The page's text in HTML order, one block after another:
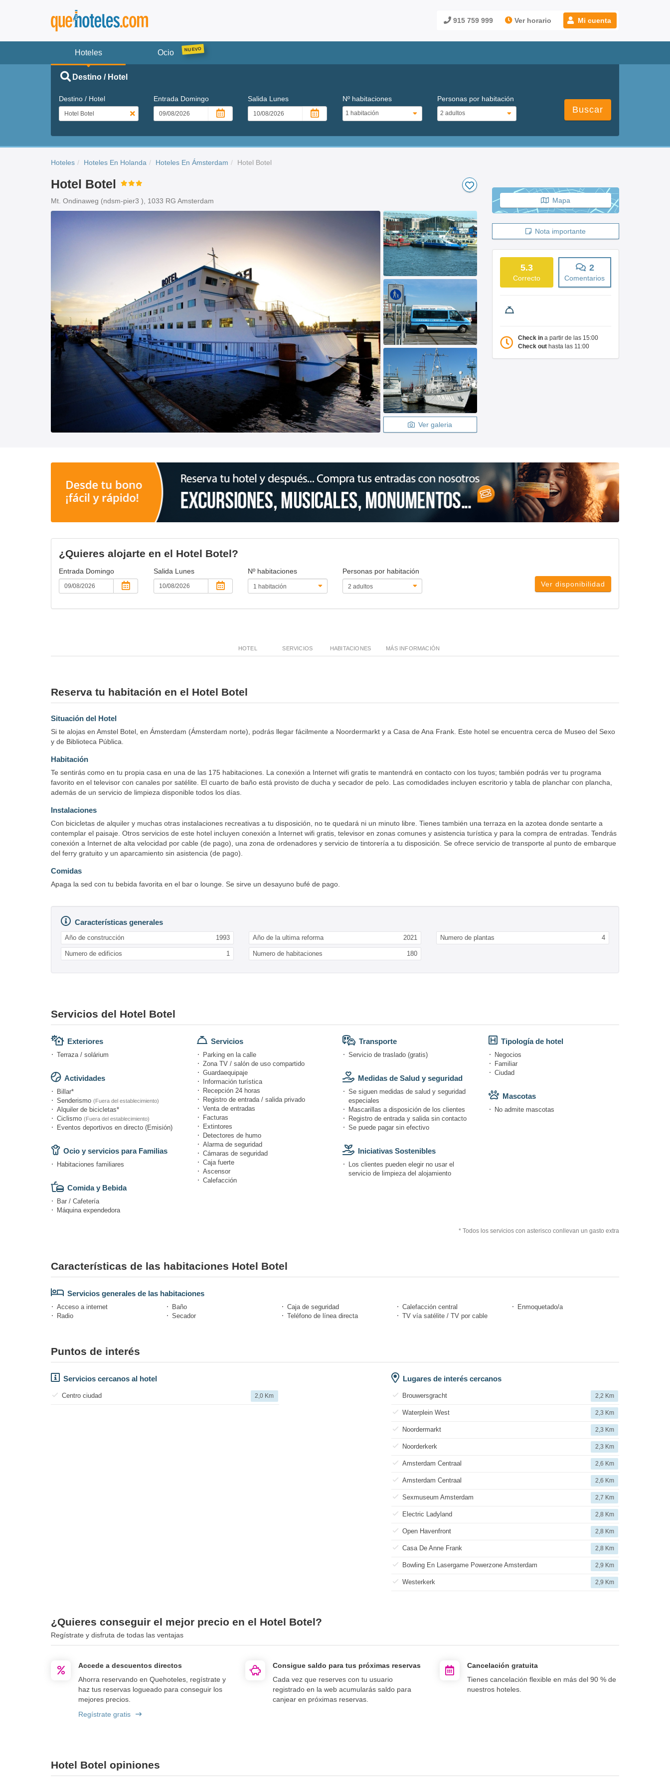
915 759 999 Ver horario Mi cuenta
Hoteles Ocio
Destino / Hotel
Destino / Hotel Entrada Domingo Salida Lunes Nº habitaciones Personas por habitación
Buscar
Hoteles Hoteles En Holanda Hoteles En Ámsterdam Hotel Botel
Hotel Botel
Mt. Ondinaweg (ndsm-pier3 ), 1033 RG Amsterdam
Ver galeria
Mapa
Nota importante
5.3
Correcto
2
Comentarios
Check in a partir de las 15:00
Check out hasta las 11:00
¿Quieres alojarte en el Hotel Botel?
Entrada Domingo Salida Lunes Nº habitaciones
Personas por habitación
Ver disponibilidad
HOTEL SERVICIOS HABITACIONES MÁS INFORMACIÓN
Reserva tu habitación en el Hotel Botel
Situación del Hotel
Si te alojas en Amstel Botel, en Ámsterdam (Ámsterdam norte), podrás llegar fácilmente a Noordermarkt y a Casa de Ana Frank. Este hotel se encuentra cerca de Museo del Sexo
y de Biblioteca Pública.
Habitación
Te sentirás como en tu propia casa en una de las 175 habitaciones. La conexión a Internet wifi gratis te mantendrá en contacto con los tuyos; también podrás ver tu programa
favorito en el televisor con canales por satélite. El cuarto de baño está provisto de ducha y secador de pelo. Las comodidades incluyen escritorio y tabla de planchar con plancha,
además de un servicio de limpieza disponible todos los días.
Instalaciones
Con bicicletas de alquiler y muchas otras instalaciones recreativas a tu disposición, no te quedará ni un minuto libre. Tienes también una terraza en la azotea donde sentarte a
contemplar el paisaje. Otros servicios de este hotel incluyen conexión a Internet wifi gratis, televisor en zonas comunes y asistencia turística y para la compra de entradas. Tendrás
conexión a Internet de alta velocidad por cable (de pago), una zona de ordenadores y servicio de tintorería a tu disposición. Se ofrece servicio de transporte al punto de embarque
del ferry gratuito y un aparcamiento sin asistencia (de pago).
Comidas
Apaga la sed con tu bebida favorita en el bar o lounge. Se sirve un desayuno bufé de pago.
Características generales
Año de construcción 1993 Año de la ultima reforma 2021 Numero de plantas 4
Numero de edificios 1 Numero de habitaciones 180
Servicios del Hotel Botel
Exteriores
Terraza / solárium
Actividades
Billar*
Senderismo (Fuera del establecimiento)
Alquiler de bicicletas*
Ciclismo (Fuera del establecimiento)
Eventos deportivos en directo (Emisión)
Ocio y servicios para Familias
Habitaciones familiares
Comida y Bebida
Bar / Cafetería
Máquina expendedora
Servicios
Parking en la calle
Zona TV / salón de uso compartido
Guardaequipaje
Información turística
Recepción 24 horas
Registro de entrada / salida privado
Venta de entradas
Facturas
Extintores
Detectores de humo
Alarma de seguridad
Cámaras de seguridad
Caja fuerte
Ascensor
Calefacción
Transporte
Servicio de traslado (gratis)
Medidas de Salud y seguridad
Se siguen medidas de salud y seguridad
especiales
Mascarillas a disposición de los clientes
Registro de entrada y salida sin contacto
Se puede pagar sin efectivo
Iniciativas Sostenibles
Los clientes pueden elegir no usar el
servicio de limpieza del alojamiento
Tipología de hotel
Negocios
Familiar
Ciudad
Mascotas
No admite mascotas
* Todos los servicios con asterisco conllevan un gasto extra
Características de las habitaciones Hotel Botel
Servicios generales de las habitaciones
Acceso a internet Baño Caja de seguridad Calefacción central
Enmoquetado/a
Radio
Secador Teléfono de línea directa TV vía satélite / TV por cable
Puntos de interés
Servicios cercanos al hotel
Centro ciudad 2,0 Km
Lugares de interés cercanos
Brouwersgracht 2,2 Km
Waterplein West 2,3 Km
Noordermarkt 2,3 Km
Noorderkerk 2,3 Km
Amsterdam Centraal 2,6 Km
Amsterdam Centraal 2,6 Km
Sexmuseum Amsterdam 2,7 Km
Electric Ladyland 2,8 Km
Open Havenfront 2,8 Km
Casa De Anne Frank 2,8 Km
Bowling En Lasergame Powerzone Amsterdam 2,9 Km
Westerkerk 2,9 Km
¿Quieres conseguir el mejor precio en el Hotel Botel?
Regístrate y disfruta de todas las ventajas
Accede a descuentos directos
Ahorra reservando en Quehoteles, regístrate y
haz tus reservas logueado para conseguir los
mejores precios.
Regístrate gratis
Consigue saldo para tus próximas reservas
Cada vez que reserves con tu usuario
registrado en la web acumularás saldo para
canjear en próximas reservas.
Cancelación gratuita
Tienes cancelación flexible en más del 90 % de
nuestros hoteles.
Hotel Botel opiniones